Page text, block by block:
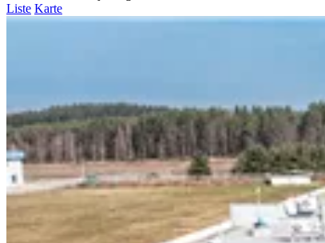
Liste Karte